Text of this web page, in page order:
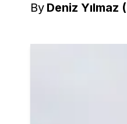
By Deniz Yılmaz